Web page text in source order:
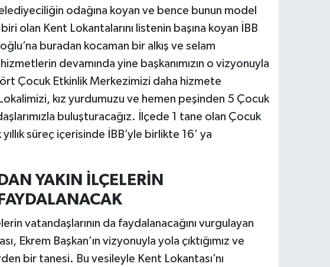
odağına koyan ve bence bunun model
olan Kent Lokantalarını listenin başına koyan İBB
buradan kocaman bir alkış ve selam
devamında yine başkanımızın o vizyonuyla
Çocuk Etkinlik Merkezimizi daha hizmete
kız yurdumuzu ve hemen peşinden 5 Çocuk
buluşturacağız. İlçede 1 tane olan Çocuk
süreç içerisinde İBB’yle birlikte 16’ ya
YAKIN İLÇELERİN
vatandaşlarının da faydalanacağını vurgulayan
Ekrem Başkan’ın vizyonuyla yola çıktığımız ve
bir tanesi. Bu vesileyle Kent Lokantası’nı